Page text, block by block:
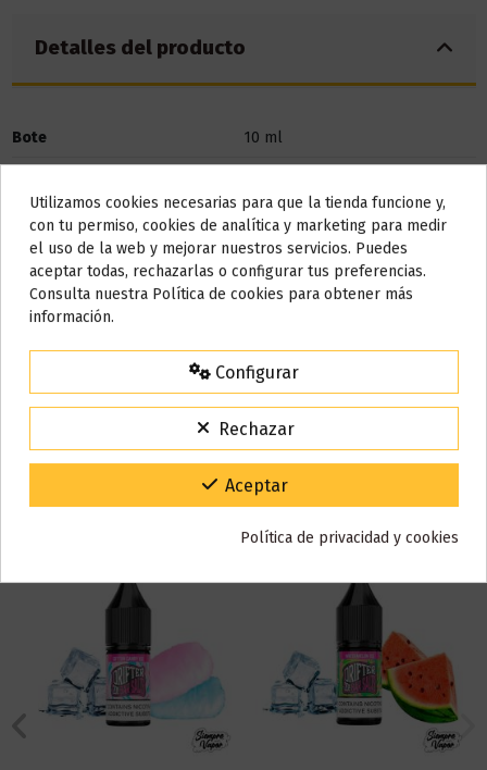
Detalles del producto
Bote 10 ml
Marca Juice Sauz Drifter Bar
Referencia 002336
En stock
4 Artículos
Reseñas (0)
También puede que te guste
Do not show again.
AVISO IMPORTANTE
Nos tomamos unos días
Todos los pedidos realizados desde el
15% de descuento
Para agradecerte la espera durante estos días.
Código:VACACIONES15
Gracias por tu paciencia y por seguir confiando en nosotros.
Utilizamos cookies necesarias para que la tienda funcione y,
con tu permiso, cookies de analítica y marketing para medir
el uso de la web y mejorar nuestros servicios. Puedes
aceptar todas, rechazarlas o configurar tus preferencias.
Consulta nuestra Política de cookies para obtener más
información.
Configurar
Rechazar
Aceptar
Política de privacidad y cookies